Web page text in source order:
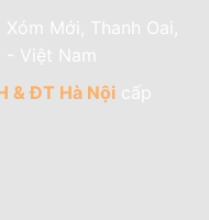
Mới, Thanh Oai,
- Việt Nam
& ĐT Hà Nộicấp